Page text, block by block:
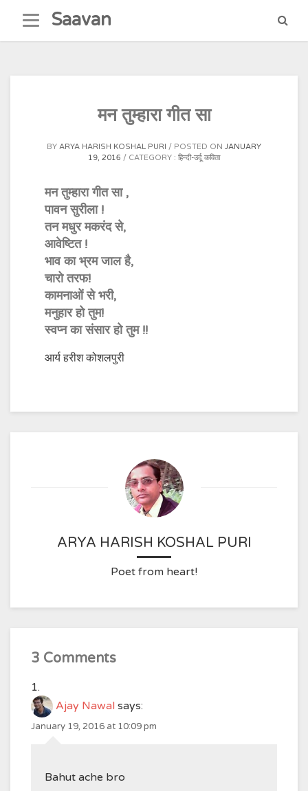
content
Saavan
मन तुम्हारा गीत सा
BY ARYA HARISH KOSHAL PURI POSTED ON JANUARY
19, 2016
CATEGORY : हिन्दी-उर्दू कविता
मन तुम्हारा गीत सा ,
पावन सुरीला !
तन मधुर मकरंद से,
आवेष्टित !
भाव का भ्रम जाल है,
चारो तरफ!
कामनाओं से भरी,
मनुहार हो तुम!
स्वप्न का संसार हो तुम !!
आर्य हरीश कोशलपुरी
ARYA HARISH KOSHAL PURI
Poet from heart!
3 Comments
Ajay Nawal says:
January 19, 2016 at 10:09 pm
Bahut ache bro